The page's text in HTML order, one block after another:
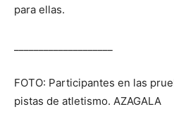
para ellas.
FOTO: Participantes en las
pistas de atletismo. AZAGALA